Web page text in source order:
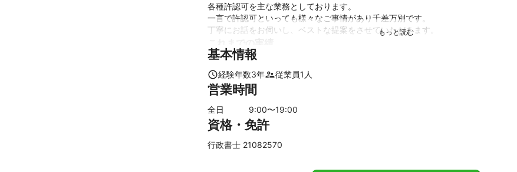
各種許認可を主な業務としております。
一言で許認可といっても様々なご事情があり千差万別です。
【自動車登録関係手続】
に交換いたします。このサービスは多くの方にご利用いただいております。）
【古物商許可申請】　　警察署への申請までを行っております
【相続手続関係】　　　遺産分割協議書、法定相続情報等の書類を作成しております
アピールポイント
お客様のご要望をじっくりとお伺いし、最適なご提案をいたします。
迅速な対応をモットーとしております。
基本情報
経験年数3年 従業員1 人
営業時間
全日 9:00〜19:00
資格・免許
行政書士 21082570